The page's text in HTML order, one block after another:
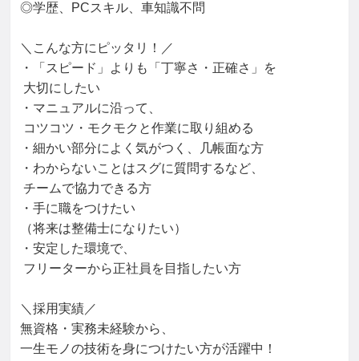
◎学歴、PCスキル、車知識不問
＼こんな方にピッタリ！／
・「スピード」よりも「丁寧さ・正確さ」を
・マニュアルに沿って、
・細かい部分によく気がつく、几帳面な方
・わからないことはスグに質問するなど、
・手に職をつけたい
（将来は整備士になりたい）
・安定した環境で、
＼採用実績／
無資格・実務未経験から、
一生モノの技術を身につけたい方が活躍中！